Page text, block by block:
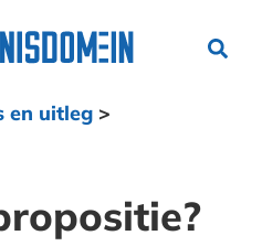
en uitleg>